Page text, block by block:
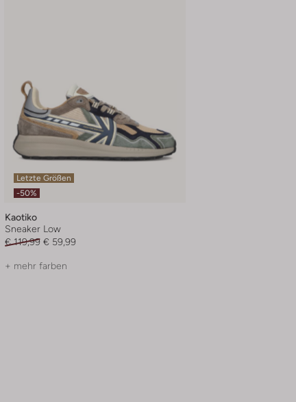
Letzte Größen
-50%
Kaotiko
Sneaker Low
€ 119,99 € 59,99
+ mehr farben